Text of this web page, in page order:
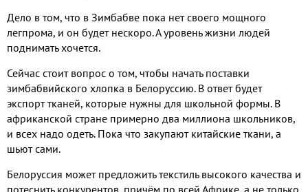
Дело в том, что в Зимбабве пока нет своего мощного
легпрома, и он будет нескоро. А уровень жизни людей
поднимать хочется.
Сейчас стоит вопрос о том, чтобы начать поставки
зимбабвийского хлопка в Белоруссию. В ответ будет
экспорт тканей, которые нужны для школьной формы. В
африканской стране примерно два миллиона школьников,
и всех надо одеть. Пока что закупают китайские ткани, а
шьют сами.
Белоруссия может предложить текстиль высокого качества и